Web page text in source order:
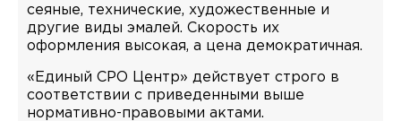
сеяные, технические, художественные и
другие виды эмалей. Скорость их
оформления высокая, а цена демократичная.
«Единый СРО Центр» действует строго в
соответствии с приведенными выше
нормативно-правовыми актами.